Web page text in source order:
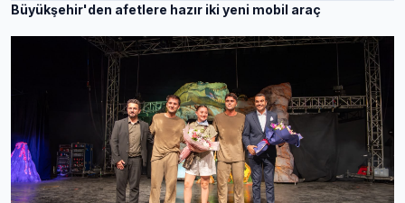
Büyükşehir'den afetlere hazır iki yeni mobil araç